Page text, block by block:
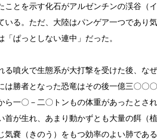
とを示す化石がアルゼンチンの渓谷（
る。ただ、大陸はパンゲア一つであり
ぱっとしない連中」だった。
噴火で生態系が大打撃を受けた後、な
勝者となった恐竜はその後一億三〇〇
一〇－二〇トンもの体重があったとさ
が生れ、あまり動かずとも大量の餌（
嚢（きのう）をもつ効率のよい肺であ